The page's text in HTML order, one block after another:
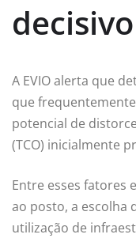
A EVIO alerta que
que
potencial de
(TCO) inicialmente
Entre esses fatores
ao posto, a escolha
utilização de